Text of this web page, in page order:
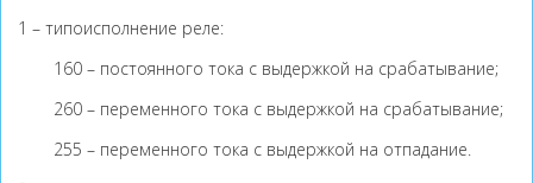
1 – типоисполнение реле:
160 – постоянного тока с выдержкой на срабатывание;
260 – переменного тока с выдержкой на срабатывание;
255 – переменного тока с выдержкой на отпадание.